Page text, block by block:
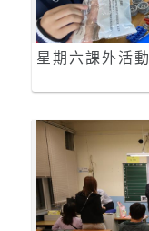
星期六課外活動